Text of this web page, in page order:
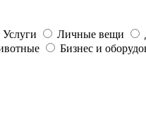
Услуги Личные вещи
Бизнес и